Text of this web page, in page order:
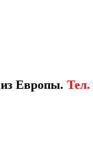
Европы. Тел.